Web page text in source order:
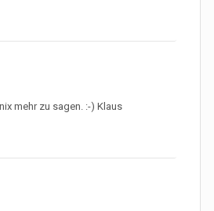
mehr zu sagen. :-) Klaus